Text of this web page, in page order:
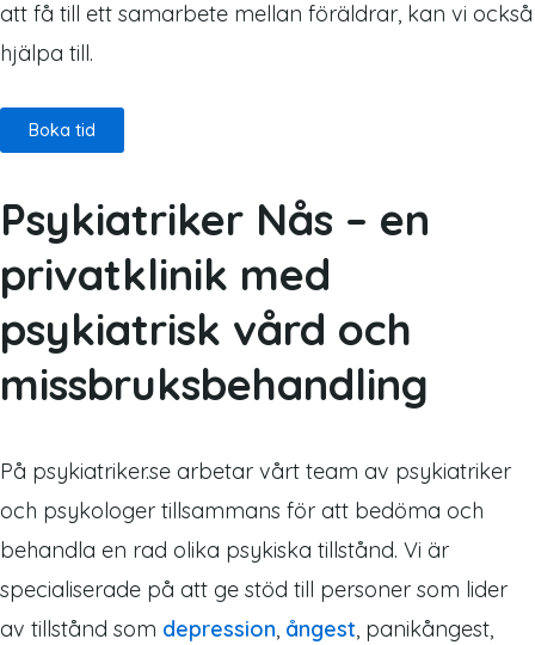
att få till ett samarbete mellan föräldrar, kan vi också
hjälpa till.
Boka tid
Psykiatriker Nås – en
privatklinik med
psykiatrisk vård och
missbruksbehandling
På psykiatriker.se arbetar vårt team av psykiatriker
och psykologer tillsammans för att bedöma och
behandla en rad olika psykiska tillstånd. Vi är
specialiserade på att ge stöd till personer som lider
av tillstånd som depression, ångest, panikångest,